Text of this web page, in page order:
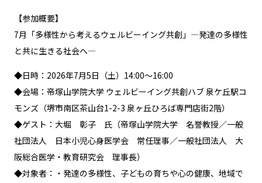
【参加概要】
7月「多様性から考えるウェルビーイング共創」―発達の多様性
と共に生きる社会へ―
◆日時：2026年7月5日（土）14:00～16:00
◆会場：帝塚山学院大学 ウェルビーイング共創ハブ 泉ケ丘駅コ
モンズ（堺市南区茶山台1-2-3 泉ヶ丘ひろば専門店街2階）
◆ゲスト：大堀 彰子 氏（帝塚山学院大学 名誉教授／一般
社団法人 日本小児心身医学会 常任理事／一般社団法人 大
阪総合医学・教育研究会 理事長）
◆対象者：・発達の多様性、子どもの育ちや心の健康、地域で